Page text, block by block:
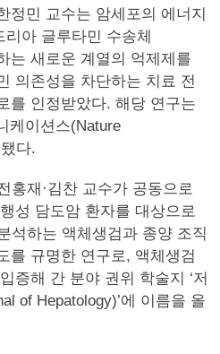
정민 교수는 암세포의 에너지
아 글루타민 수송체
는 새로운 계열의 억제제를
의존성을 차단하는 치료 전
를 인정받았다. 해당 연구는
케이션스(Nature
다.
홍재·김찬 교수가 공동으로
성 담도암 환자를 대상으로
석하는 액체생검과 종양 조직
를 규명한 연구로, 액체생검
증해 간 분야 권위 학술지 ‘저
of Hepatology)’에 이름을 올